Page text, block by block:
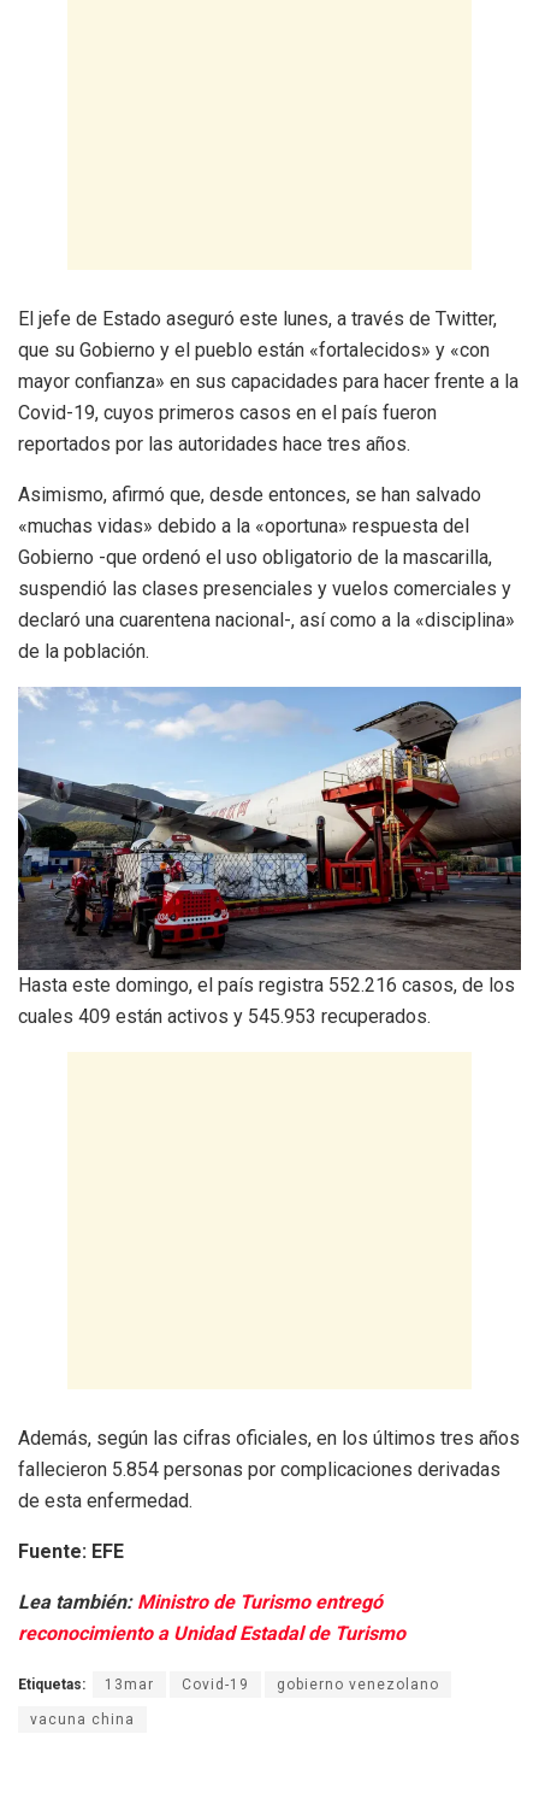
El jefe de Estado aseguró este lunes, a través de Twitter,
que su Gobierno y el pueblo están «fortalecidos» y «con
mayor confianza» en sus capacidades para hacer frente a la
Covid-19, cuyos primeros casos en el país fueron
reportados por las autoridades hace tres años.
Asimismo, afirmó que, desde entonces, se han salvado
«muchas vidas» debido a la «oportuna» respuesta del
Gobierno -que ordenó el uso obligatorio de la mascarilla,
suspendió las clases presenciales y vuelos comerciales y
declaró una cuarentena nacional-, así como a la «disciplina»
de la población.
Hasta este domingo, el país registra 552.216 casos, de los
cuales 409 están activos y 545.953 recuperados.
Además, según las cifras oficiales, en los últimos tres años
fallecieron 5.854 personas por complicaciones derivadas
de esta enfermedad.
Fuente: EFE
Lea también: Ministro de Turismo entregó
reconocimiento a Unidad Estadal de Turismo
Etiquetas: 13mar Covid-19 gobierno venezolano
vacuna china